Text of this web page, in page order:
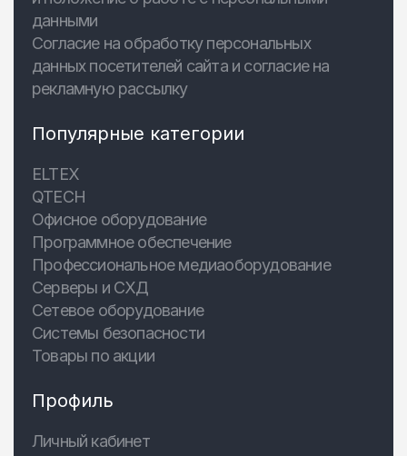
данными
Согласие на обработку персональных
данных посетителей сайта и согласие на
рекламную рассылку
Популярные категории
ELTEX
QTECH
Офисное оборудование
Программное обеспечение
Профессиональное медиаоборудование
Серверы и СХД
Сетевое оборудование
Системы безопасности
Товары по акции
Профиль
Личный кабинет